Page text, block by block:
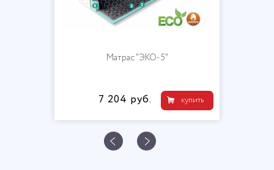
Матрас "ЭКО-5"
купить
7 204 руб.